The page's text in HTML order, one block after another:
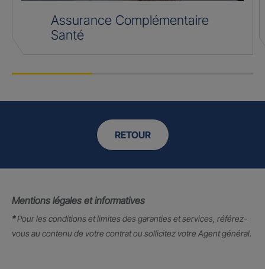
Assurance Complémentaire
Santé
RETOUR
Mentions légales et informatives
*Pour les conditions et limites des garanties et services, référez-
vous au contenu de votre contrat ou sollicitez votre Agent général.